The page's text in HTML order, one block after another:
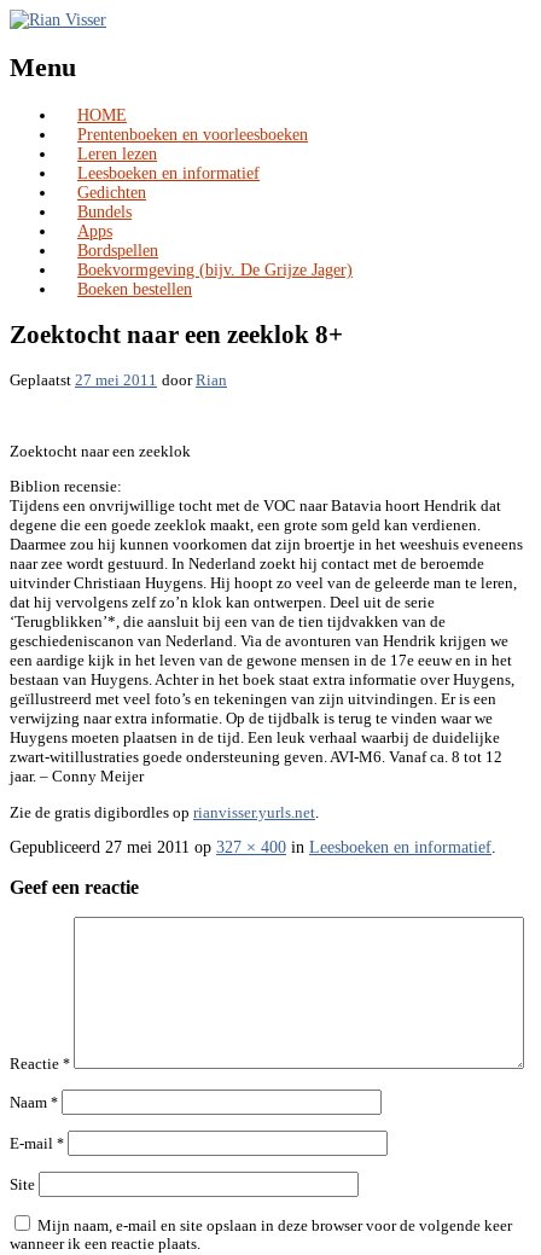
Menu
Skip
to
content
HOME
Prentenboeken en voorleesboeken
Leren lezen
Leesboeken en informatief
Gedichten
Bundels
Apps
Bordspellen
Boekvormgeving (bijv. De Grijze Jager)
Boeken bestellen
Zoektocht naar een zeeklok 8+
Geplaatst 27 mei 2011 doorRian
Zoektocht naar een zeeklok
Biblion recensie:
Tijdens een onvrijwillige tocht met de VOC naar Batavia hoort Hendrik dat
degene die een goede zeeklok maakt, een grote som geld kan verdienen.
Daarmee zou hij kunnen voorkomen dat zijn broertje in het weeshuis eveneens
naar zee wordt gestuurd. In Nederland zoekt hij contact met de beroemde
uitvinder Christiaan Huygens. Hij hoopt zo veel van de geleerde man te leren,
dat hij vervolgens zelf zo’n klok kan ontwerpen. Deel uit de serie
‘Terugblikken’*, die aansluit bij een van de tien tijdvakken van de
geschiedeniscanon van Nederland. Via de avonturen van Hendrik krijgen we
een aardige kijk in het leven van de gewone mensen in de 17e eeuw en in het
bestaan van Huygens. Achter in het boek staat extra informatie over Huygens,
geïllustreerd met veel foto’s en tekeningen van zijn uitvindingen. Er is een
verwijzing naar extra informatie. Op de tijdbalk is terug te vinden waar we
Huygens moeten plaatsen in de tijd. Een leuk verhaal waarbij de duidelijke
zwart-witillustraties goede ondersteuning geven. AVI-M6. Vanaf ca. 8 tot 12
jaar. – Conny Meijer
Zie de gratis digibordles op rianvisser.yurls.net
Gepubliceerd 27 mei 2011 op 327 × 400 in Leesboeken en informatief
Geef een reactie
Reactie *
Naam *
E-mail *
Site
Mijn naam, e-mail en site opslaan in deze browser voor de volgende keer
wanneer ik een reactie plaats.